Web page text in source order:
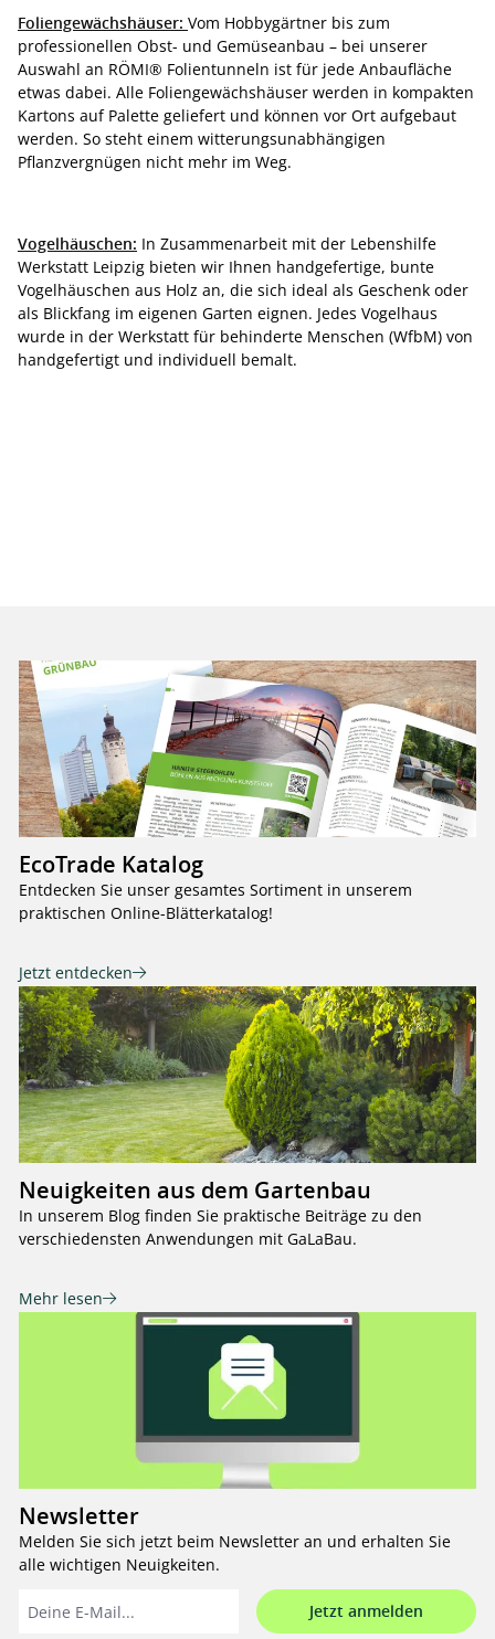
Foliengewächshäuser: Vom Hobbygärtner bis zum
professionellen Obst- und Gemüseanbau – bei unserer
Auswahl an RÖMI® Folientunneln ist für jede Anbaufläche
etwas dabei. Alle Foliengewächshäuser werden in kompakten
Kartons auf Palette geliefert und können vor Ort aufgebaut
werden. So steht einem witterungsunabhängigen
Pflanzvergnügen nicht mehr im Weg.
Vogelhäuschen: In Zusammenarbeit mit der Lebenshilfe
Werkstatt Leipzig bieten wir Ihnen handgefertige, bunte
Vogelhäuschen aus Holz an, die sich ideal als Geschenk oder
als Blickfang im eigenen Garten eignen. Jedes Vogelhaus
wurde in der Werkstatt für behinderte Menschen (WfbM) von
handgefertigt und individuell bemalt.
EcoTrade Katalog
Entdecken Sie unser gesamtes Sortiment in unserem
praktischen Online-Blätterkatalog!
Jetzt entdecken
Neuigkeiten aus dem Gartenbau
In unserem Blog finden Sie praktische Beiträge zu den
verschiedensten Anwendungen mit GaLaBau.
Mehr lesen
Newsletter
Melden Sie sich jetzt beim Newsletter an und erhalten Sie
alle wichtigen Neuigkeiten.
Jetzt anmelden